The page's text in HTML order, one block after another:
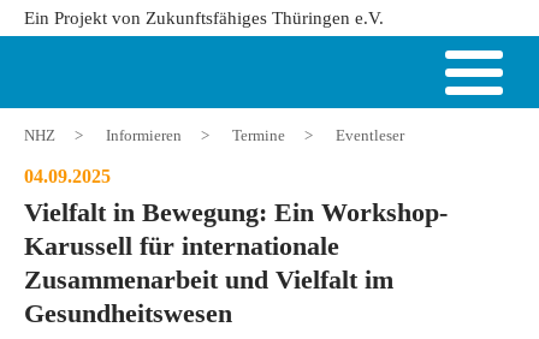
Ein Projekt von Zukunftsfähiges Thüringen e.V.
NHZ > Informieren > Termine > Eventleser
04.09.2025
Vielfalt in Bewegung: Ein Workshop-
Karussell für internationale
Zusammenarbeit und Vielfalt im
Gesundheitswesen